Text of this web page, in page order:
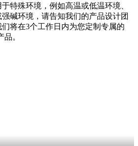
特殊环境，例如高温或低温环境、
碱环境，请告知我们的产品设计团
们将在3个工作日内为您定制专属的
品。